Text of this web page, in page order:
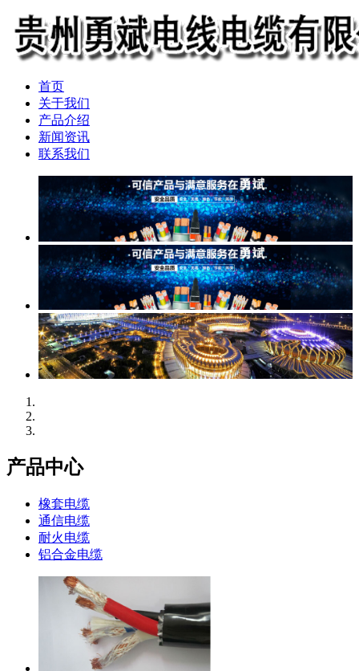
首页
关于我们
产品介绍
新闻资讯
联系我们
产品中心
橡套电缆
通信电缆
耐火电缆
铝合金电缆